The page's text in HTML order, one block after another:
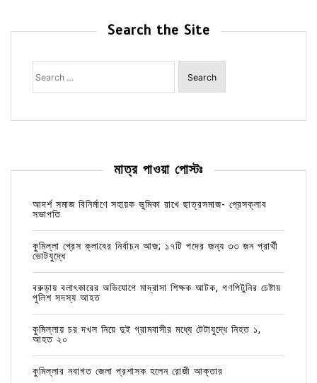
Search the Site
Search
for:
মাত্র পাওয়া পোস্টঃ
আদর্শ সমাজ বিনির্মাণে সহায়ক ভুমিকা রাখে ছাত্রসমাজ- প্রেসক্লাব
সভাপতি
কুমিল্লা প্রেস ক্লাবের নির্বাচন আজ; ১৭টি পদের জন্য ৩৩ জন প্রার্থী
ভোটযুদ্ধে
বরুড়ায় বলাৎকারের অভিযোগে মাদ্রাসা শিক্ষক আটক, গণপিটুনির চেষ্টায়
পুলিশ সদস্য আহত
কুমিল্লায় চর দখল নিয়ে দুই গ্রামবাসীর মধ্যে টেটাযুদ্ধে নিহত ১,
আহত ২০
কুমিল্লার নবাগত জেলা প্রশাসক হলেন রোজী আক্তার